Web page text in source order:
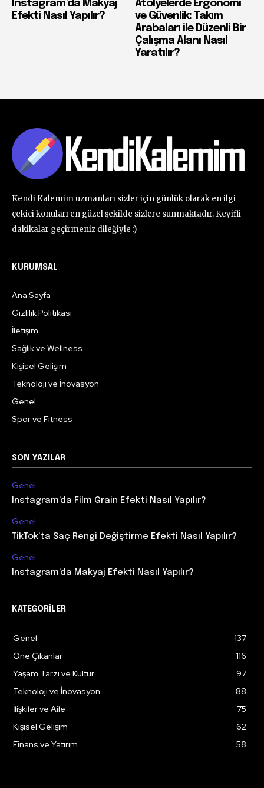
Instagram’da Makyaj
Efekti Nasıl Yapılır?
Atölyelerde Ergonomi
ve Güvenlik: Takım
Arabaları ile Düzenli Bir
Çalışma Alanı Nasıl
Yaratılır?
Kendi Kalemim uzmanları sizler için günlük olarak en ilgi
çekici konuları en güzel şekilde sizlere sunmaktadır. Keyifli
dakikalar geçirmeniz dileğiyle :)
KURUMSAL
Ana Sayfa
Gizlilik Politikası
İletişim
Sağlık ve Wellness
Kişisel Gelişim
Teknoloji ve İnovasyon
Genel
Spor ve Fitness
SON YAZILAR
Genel
Instagram’da Film Grain Efekti Nasıl Yapılır?
Genel
TikTok’ta Saç Rengi Değiştirme Efekti Nasıl Yapılır?
Genel
Instagram’da Makyaj Efekti Nasıl Yapılır?
KATEGORILER
Genel
137
Öne Çıkanlar
116
Yaşam Tarzı ve Kültür
97
Teknoloji ve İnovasyon
88
İlişkiler ve Aile
75
Kişisel Gelişim
62
Finans ve Yatırım
58